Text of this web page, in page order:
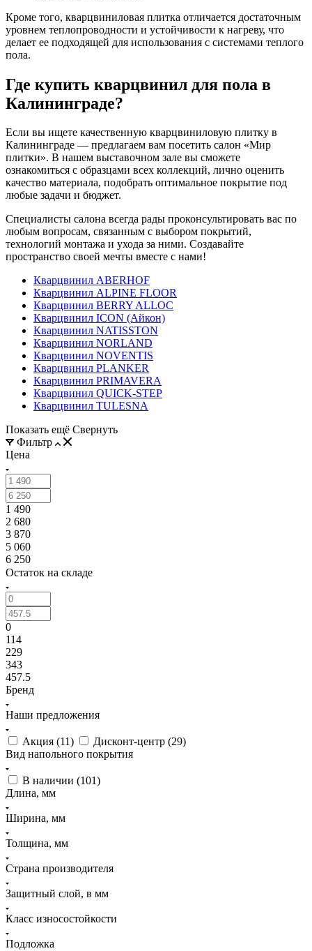
Кроме того, кварцвиниловая плитка отличается достаточным
уровнем теплопроводности и устойчивости к нагреву, что
делает ее подходящей для использования с системами теплого
пола.
Где купить кварцвинил для пола в
Калининграде?
Если вы ищете качественную кварцвиниловую плитку в
Калининграде — предлагаем вам посетить салон «Мир
плитки». В нашем выставочном зале вы сможете
ознакомиться с образцами всех коллекций, лично оценить
качество материала, подобрать оптимальное покрытие под
любые задачи и бюджет.
Специалисты салона всегда рады проконсультировать вас по
любым вопросам, связанным с выбором покрытий,
технологий монтажа и ухода за ними. Создавайте
пространство своей мечты вместе с нами!
Кварцвинил ABERHOF
Кварцвинил ALPINE FLOOR
Кварцвинил BERRY ALLOC
Кварцвинил ICON (Айкон)
Кварцвинил NATISSTON
Кварцвинил NORLAND
Кварцвинил NOVENTIS
Кварцвинил PLANKER
Кварцвинил PRIMAVERA
Кварцвинил QUICK-STEP
Кварцвинил TULESNA
Показать ещё Свернуть
Фильтр
Цена
1 490
2 680
3 870
5 060
6 250
Остаток на складе
0
114
229
343
457.5
Бренд
Наши предложения
Акция (11) Дисконт-центр (29)
Вид напольного покрытия
В наличии (101)
Длина, мм
Ширина, мм
Толщина, мм
Страна производителя
Защитный слой, в мм
Класс износостойкости
Подложка